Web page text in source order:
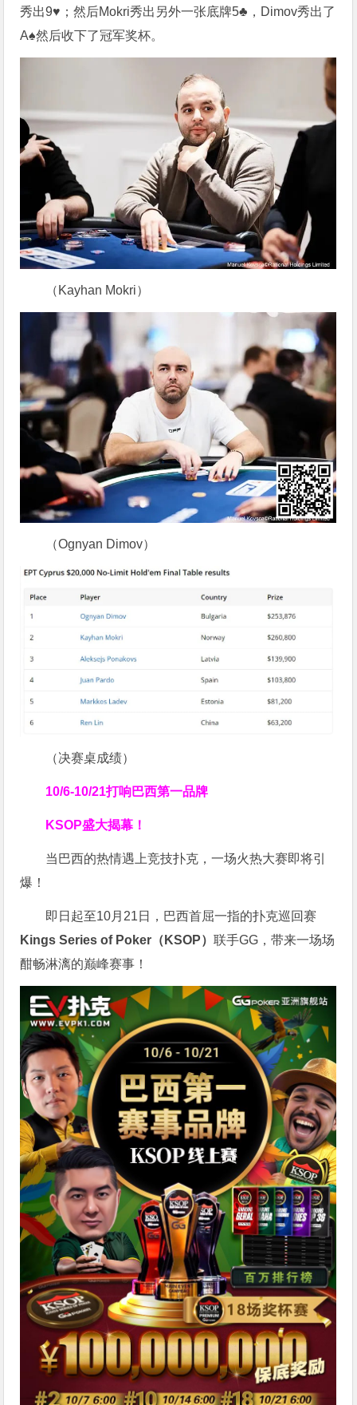
秀出9♥；然后Mokri秀出另外一张底牌5♣，Dimov秀出了
A♠然后收下了冠军奖杯。
（Kayhan Mokri）
（Ognyan Dimov）
（决赛桌成绩）
10/6-10/21打响巴西第一品牌
KSOP盛大揭幕！
当巴西的热情遇上竞技扑克，一场火热大赛即将引
爆！
即日起至10月21日，巴西首屈一指的扑克巡回赛
Kings Series of Poker（KSOP）联手GG，带来一场场
酣畅淋漓的巅峰赛事！